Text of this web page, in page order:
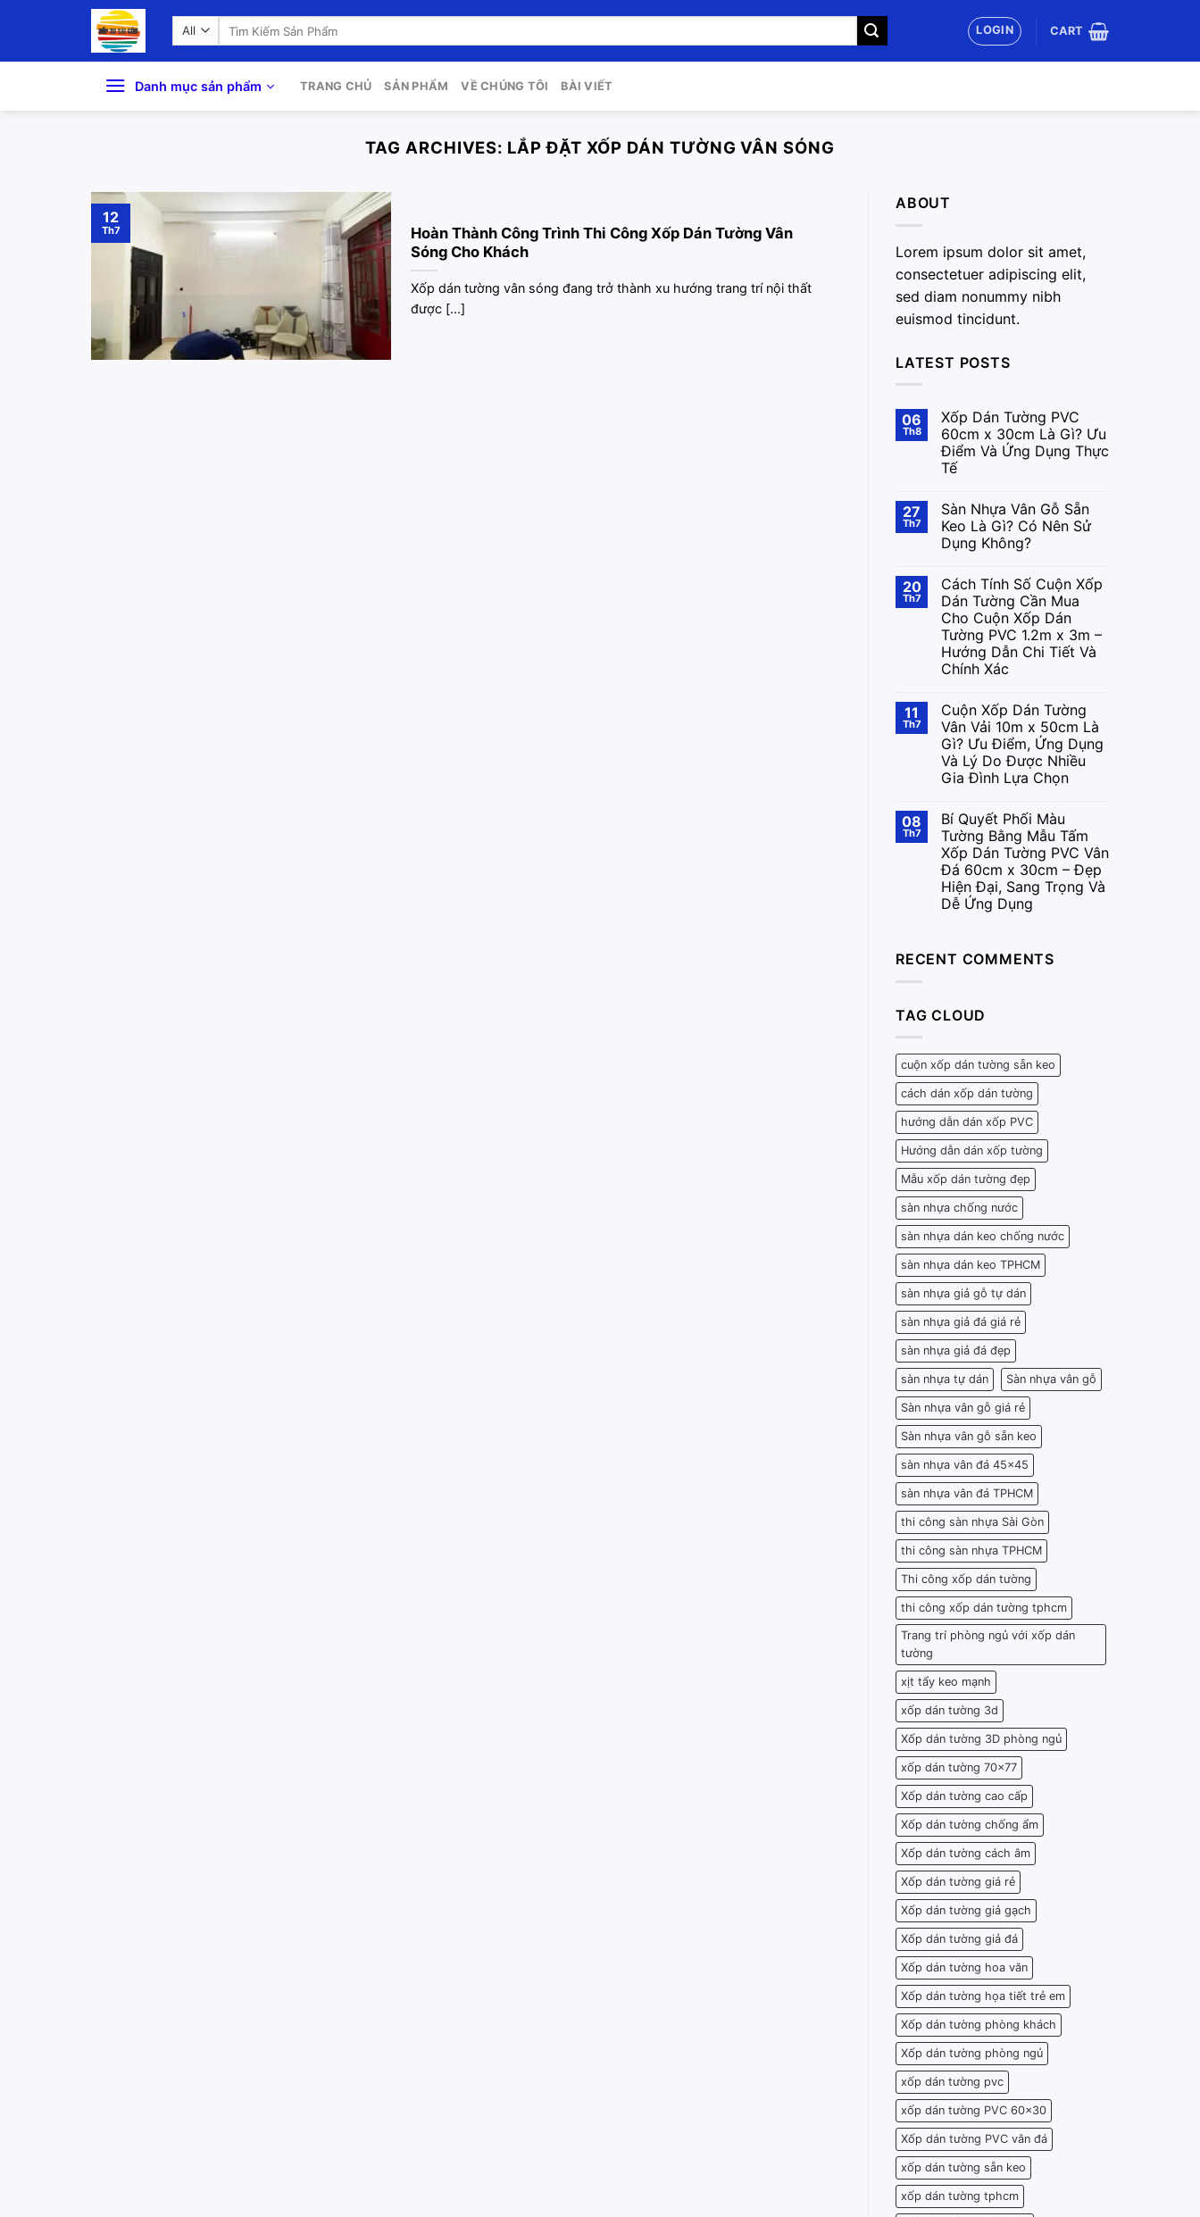
Search
LOGIN CART
Danh mục sản phẩm TRANG CHỦ SẢN PHẨM VỀ CHÚNG TÔI BÀI VIẾT
TAG ARCHIVES: LẮP ĐẶT XỐP DÁN TƯỜNG VÂN SÓNG
Hoàn Thành Công Trình Thi Công Xốp Dán Tường Vân
Sóng Cho Khách
Xốp dán tường vân sóng đang trở thành xu hướng trang trí nội thất
được [...]
12
Th7
ABOUT
Lorem ipsum dolor sit amet,
consectetuer adipiscing elit,
sed diam nonummy nibh
euismod tincidunt.
LATEST POSTS
06
Th8
Xốp Dán Tường PVC
60cm x 30cm Là Gì? Ưu
Điểm Và Ứng Dụng Thực
Tế
27
Th7
Sàn Nhựa Vân Gỗ Sẵn
Keo Là Gì? Có Nên Sử
Dụng Không?
20
Th7
Cách Tính Số Cuộn Xốp
Dán Tường Cần Mua
Cho Cuộn Xốp Dán
Tường PVC 1.2m x 3m –
Hướng Dẫn Chi Tiết Và
Chính Xác
11
Th7
Cuộn Xốp Dán Tường
Vân Vải 10m x 50cm Là
Gì? Ưu Điểm, Ứng Dụng
Và Lý Do Được Nhiều
Gia Đình Lựa Chọn
08
Th7
Bí Quyết Phối Màu
Tường Bằng Mẫu Tấm
Xốp Dán Tường PVC Vân
Đá 60cm x 30cm – Đẹp
Hiện Đại, Sang Trọng Và
Dễ Ứng Dụng
RECENT COMMENTS
TAG CLOUD
cuộn xốp dán tường sẵn keo
cách dán xốp dán tường
hướng dẫn dán xốp PVC
Hướng dẫn dán xốp tường
Mẫu xốp dán tường đẹp
sàn nhựa chống nước
sàn nhựa dán keo chống nước
sàn nhựa dán keo TPHCM
sàn nhựa giả gỗ tự dán
sàn nhựa giả đá giá rẻ
sàn nhựa giả đá đẹp
sàn nhựa tự dán Sàn nhựa vân gỗ
Sàn nhựa vân gỗ giá rẻ
Sàn nhựa vân gỗ sẵn keo
sàn nhựa vân đá 45x45
sàn nhựa vân đá TPHCM
thi công sàn nhựa Sài Gòn
thi công sàn nhựa TPHCM
Thi công xốp dán tường
thi công xốp dán tường tphcm
Trang trí phòng ngủ với xốp dán
tường
xịt tẩy keo mạnh
xốp dán tường 3d
Xốp dán tường 3D phòng ngủ
xốp dán tường 70x77
Xốp dán tường cao cấp
Xốp dán tường chống ẩm
Xốp dán tường cách âm
Xốp dán tường giá rẻ
Xốp dán tường giả gạch
Xốp dán tường giả đá
Xốp dán tường hoa văn
Xốp dán tường họa tiết trẻ em
Xốp dán tường phòng khách
Xốp dán tường phòng ngủ
xốp dán tường pvc
xốp dán tường PVC 60x30
Xốp dán tường PVC vân đá
xốp dán tường sẵn keo
xốp dán tường tphcm